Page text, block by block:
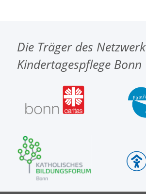
Die Träger des Netzwerk
Kindertagespflege Bonn